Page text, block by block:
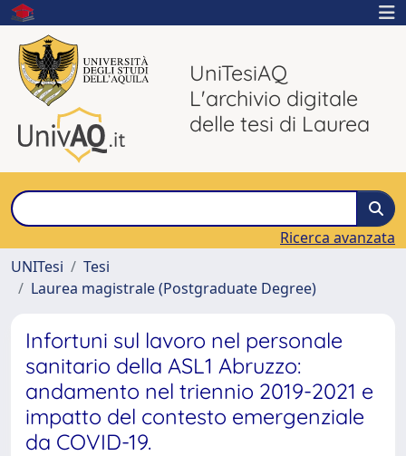
UniTesiAQ
L'archivio digitale
delle tesi di Laurea
Ricerca avanzata
UNITesi
Tesi
Laurea magistrale (Postgraduate Degree)
Infortuni sul lavoro nel personale
sanitario della ASL1 Abruzzo:
andamento nel triennio 2019-2021 e
impatto del contesto emergenziale
da COVID-19.